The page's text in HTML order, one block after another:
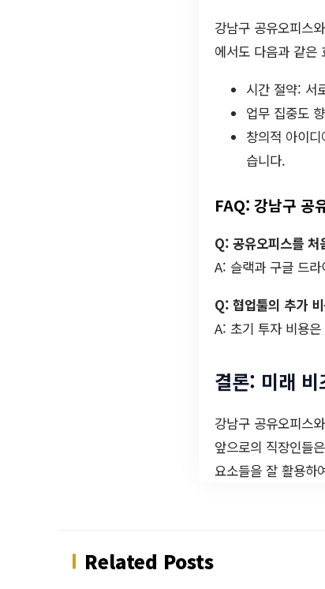
강남구 공유오피스
에서도 다음과 같은
시간 절약: 서
업무 집중도
창의적 아이
습니다.
FAQ: 강남구 공
Q: 공유오피스를 처
A: 슬랙과 구글 드
Q: 협업툴의 추가
A: 초기 투자 비용
결론: 미래 비
강남구 공유오피스
앞으로의 직장인들
요소들을 잘 활용하
Related Posts